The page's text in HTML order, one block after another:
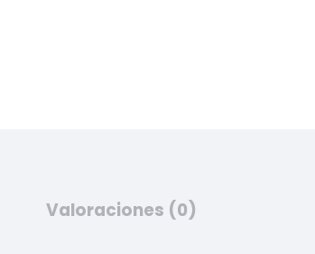
Valoraciones (0)